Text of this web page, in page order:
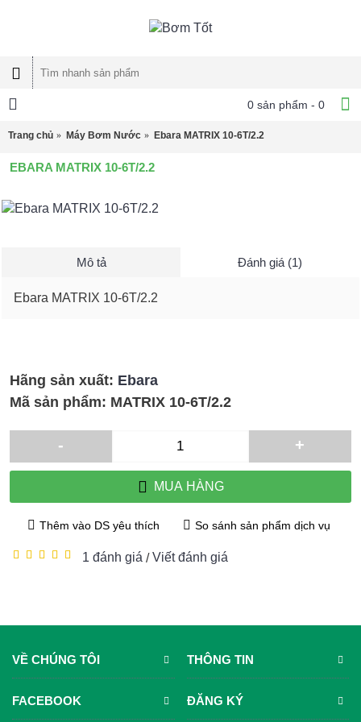
0 sản phẩm - 0
Trang chủ Máy Bơm Nước Ebara MATRIX 10-6T/2.2
EBARA MATRIX 10-6T/2.2
Mô tả Đánh giá (1)
Ebara MATRIX 10-6T/2.2
Hãng sản xuất: Ebara
Mã sản phẩm: MATRIX 10-6T/2.2
- +
MUA HÀNG
Thêm vào DS yêu thích So sánh sản phẩm dịch vụ
1 đánh giá /Viết đánh giá
VỀ CHÚNG TÔI THÔNG TIN
FACEBOOK ĐĂNG KÝ